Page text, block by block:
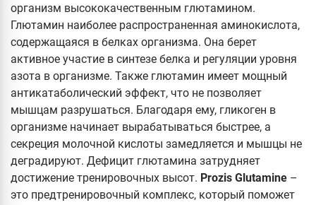
организм высококачественным глютамином.
Глютамин наиболее распространенная аминокислота,
содержащаяся в белках организма. Она берет
активное участие в синтезе белка и регуляции уровня
азота в организме. Также глютамин имеет мощный
антикатаболический эффект, что не позволяет
мышцам разрушаться. Благодаря ему, гликоген в
организме начинает вырабатываться быстрее, а
секреция молочной кислоты замедляется и мышцы не
деградируют. Дефицит глютамина затрудняет
достижение тренировочных высот. Prozis Glutamine –
это предтренировочный комплекс, который поможет